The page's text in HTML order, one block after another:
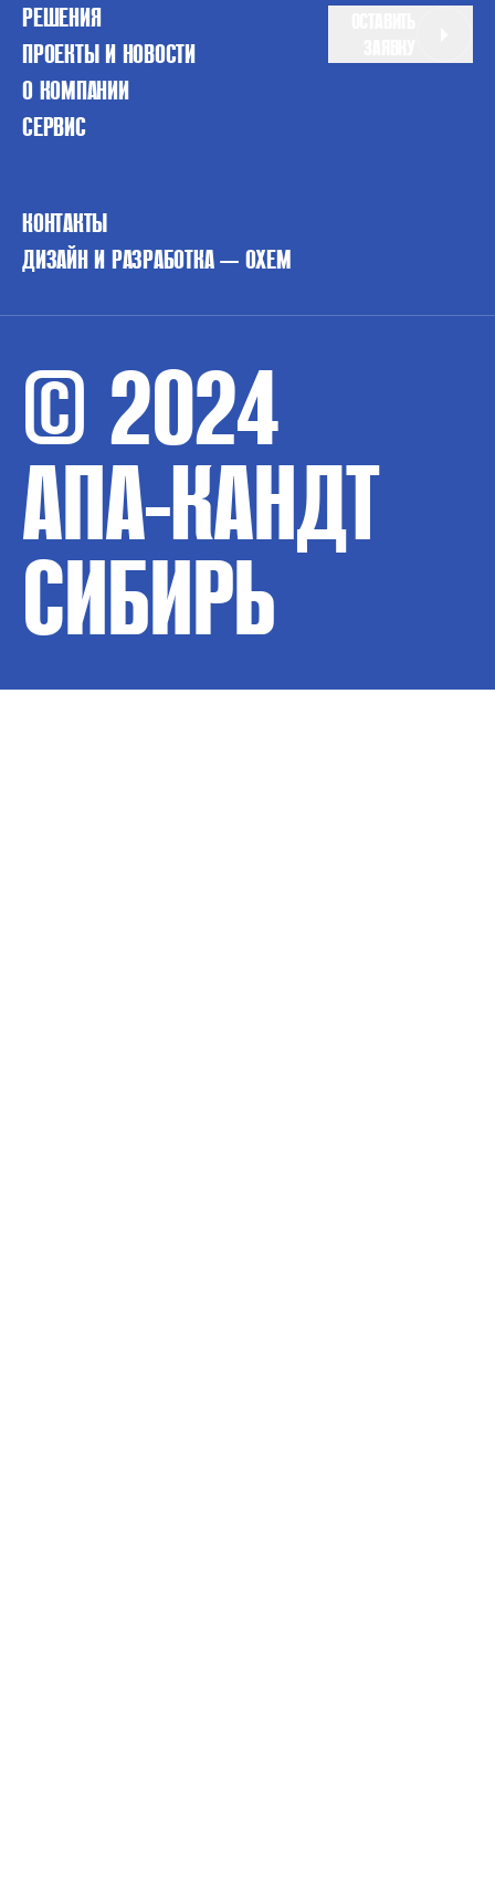
РЕШЕНИЯ
ПРОЕКТЫ И НОВОСТИ
О КОМПАНИИ
СЕРВИС
КОНТАКТЫ
ДИЗАЙН И РАЗРАБОТКА — OXEM
© 2024
АПА-КАНДТ
СИБИРЬ